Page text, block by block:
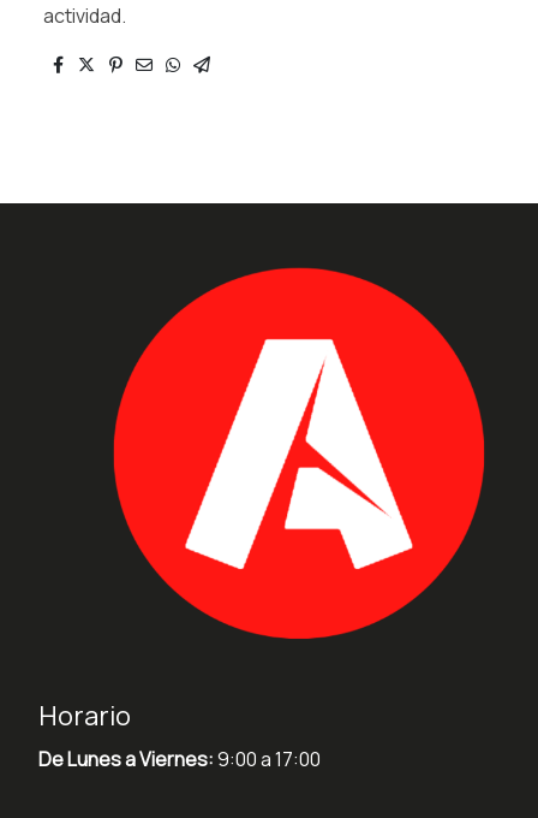
actividad.
Horario
De Lunes a Viernes:9:00 a 17:00